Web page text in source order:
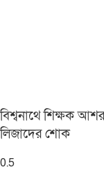
বিশ্বনাথে শিক্ষক
লিজাদের শোক